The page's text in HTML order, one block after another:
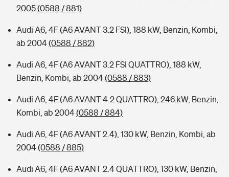
2005(0588 / 881)
Audi A6, 4F (A6 AVANT 3.2 FSI), 188 kW, Benzin, Kombi,
ab 2004(0588 / 882)
Audi A6, 4F (A6 AVANT 3.2 FSI QUATTRO), 188 kW,
Benzin, Kombi, ab 2004(0588 / 883)
Audi A6, 4F (A6 AVANT 4.2 QUATTRO), 246 kW, Benzin,
Kombi, ab 2004(0588 / 884)
Audi A6, 4F (A6 AVANT 2.4), 130 kW, Benzin, Kombi, ab
2004(0588 / 885)
Audi A6, 4F (A6 AVANT 2.4 QUATTRO), 130 kW, Benzin,